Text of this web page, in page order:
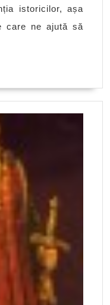
istoricilor, așa
care ne ajută să